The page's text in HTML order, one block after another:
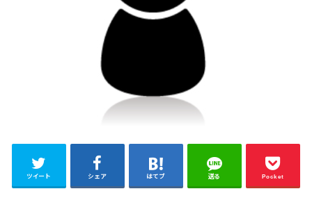
ツイート シェア はてブ 送る Pocket